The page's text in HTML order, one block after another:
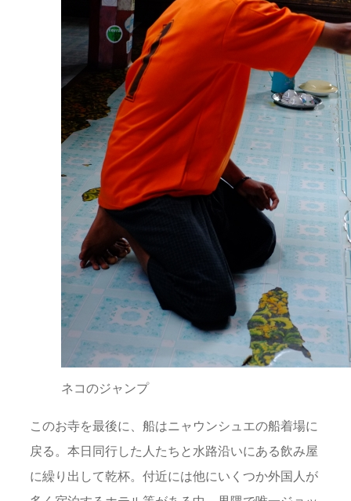
ネコのジャンプ
このお寺を最後に、船はニャウンシュエの船着場に
戻る。本日同行した人たちと水路沿いにある飲み屋
に繰り出して乾杯。付近には他にいくつか外国人が